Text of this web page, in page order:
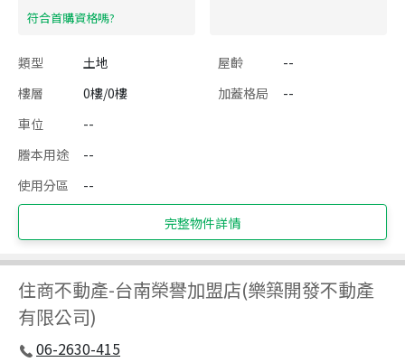
​符合首購資格嗎?
類型 土地 屋齡
--
樓層
0樓/0樓 加蓋格局
--
車位
--
謄本用途
--
使用分區
--
完整物件詳情
住商不動產-台南榮譽加盟店(樂築開發不動產
有限公司)
06-2630-415